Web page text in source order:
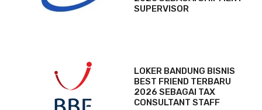
SUPERVISOR
LOKER BANDUNG BISNIS
BEST FRIEND TERBARU
2026 SEBAGAI TAX
CONSULTANT STAFF